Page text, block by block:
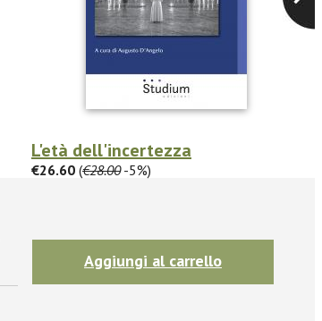
L'età dell'incertezza
€26.60 (€28.00-5%)
Aggiungi al carrello